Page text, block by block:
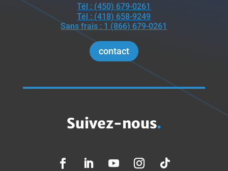
Tél : (450) 679-0261
Tél : (418) 658-9249
Sans frais : 1 (866) 679-0261
contact
Suivez-nous.